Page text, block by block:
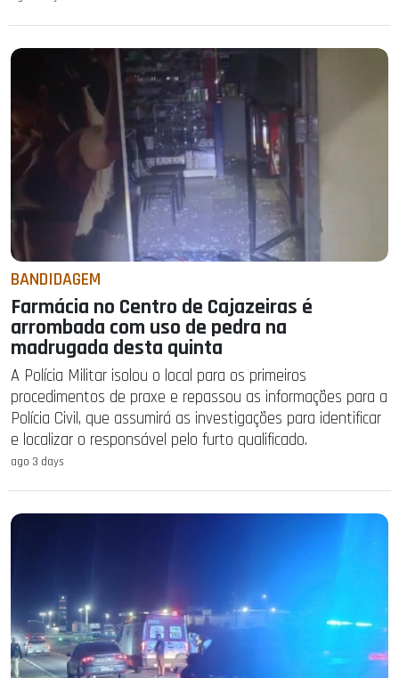
BANDIDAGEM
Farmácia no Centro de Cajazeiras é
arrombada com uso de pedra na
madrugada desta quinta
A Polícia Militar isolou o local para os primeiros
procedimentos de praxe e repassou as informações para a
Polícia Civil, que assumirá as investigações para identificar
e localizar o responsável pelo furto qualificado.
ago 3 days